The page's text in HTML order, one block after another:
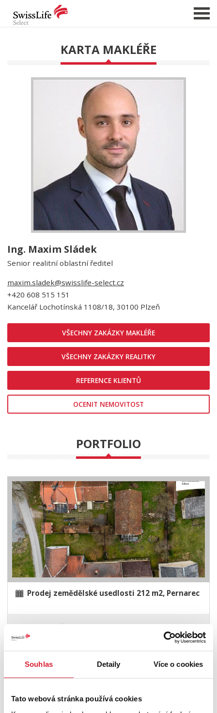
Souhlas Detaily Více o cookies
Tato webová stránka používá cookies
NABÍDKA NEMOVITOSTÍ
CHCI PRODAT / PRONAJMOUT
HLÍDAT NOVÉ NABÍDKY
CHCI OCENIT NEMOVITOST
KARIÉRA
FINANCOVÁNÍ / HYPOTÉKA
KONTAKT
KARTA MAKLÉŘE
Ing. Maxim Sládek
Senior realitní oblastní ředitel
maxim.sladek@swisslife-select.cz
+420 608 515 151
Kancelář Lochotínská 1108/18, 30100 Plzeň
VŠECHNY ZAKÁZKY MAKLÉŘE
VŠECHNY ZAKÁZKY REALITKY
REFERENCE KLIENTŮ
OCENIT NEMOVITOST
PORTFOLIO
Prodej zemědělské usedlosti 212 m2, Pernarec
4 120 000 Kč